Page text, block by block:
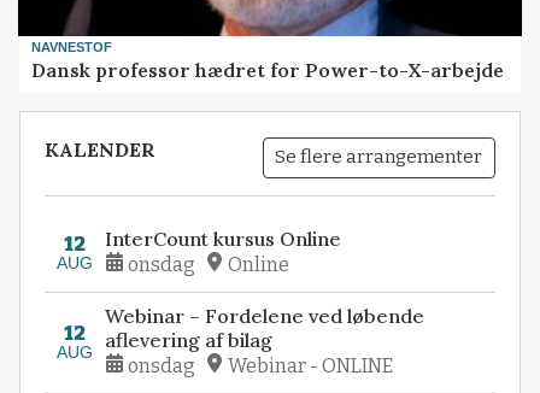
NAVNESTOF
Dansk professor hædret for Power-to-X-arbejde
KALENDER Se flere arrangementer
12
AUG
InterCount kursus Online
onsdag Online
12
AUG
Webinar – Fordelene ved løbende
aflevering af bilag
onsdag Webinar - ONLINE